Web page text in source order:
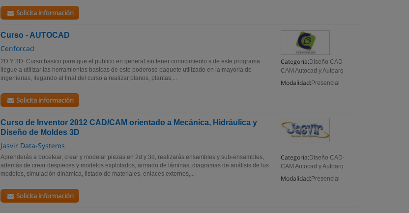
Solicita información
Curso - AUTOCAD
Cenforcad
Categoría: Diseño CAD-
CAM Autocad y Autoarq
Modalidad: Presencial
2D Y 3D. Curso basico para que el publico en general sin tener conocimiento s de este programa
llegue a utilizar las herramientas basicas de este poderoso paquete utilizado en la mayoria de
ingenierias, llegando al final del curso a realizar planos, plantas,...
Solicita información
Curso de Inventor 2012 CAD/CAM orientado a Mecánica, Hidráulica y
Diseño de Moldes 3D
Jasvir Data-Systems
Categoría: Diseño CAD-
CAM Autocad y Autoarq
Modalidad: Presencial
Aprenderás a bocetear, crear y modelar piezas en 2d y 3d, realizarás ensambles y sub-ensambles,
además de crear despieces y modelos explotados, armado de láminas, diagramas de análisis de tus
modelos, simulación dinámica, listado de materiales, enlaces externos,...
Solicita información